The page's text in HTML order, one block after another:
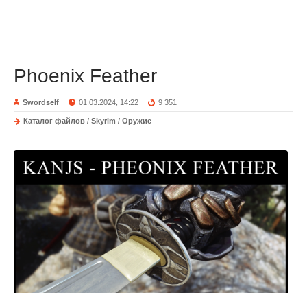
Phoenix Feather
Swordself 01.03.2024, 14:22 9 351
Каталог файлов / Skyrim / Оружие